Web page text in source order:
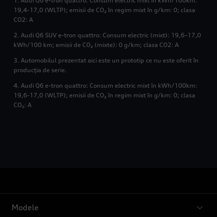
19,4-17,0 (WLTP); emisii de CO₂ în regim mixt în g/km: 0; clasa
CO2: A
2. Audi Q6 SUV e-tron quattro: Consum electric (mixt): 19,6–17,0
kWh/100 km; emisii de CO₂ (mixte): 0 g/km; clasa CO2: A
3. Automobilul prezentat aici este un prototip ce nu este oferit în
producția de serie.
4. Audi Q6 e-tron quattro: Consum electric mixt în kWh/100km:
19,6-17,0 (WLTP); emisii de CO₂ în regim mixt în g/km: 0; clasa
CO₂: A
Modele